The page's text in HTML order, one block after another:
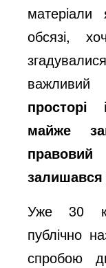
обсязі,
просторі
майже
залишався
Уже 30
публічно
спробою